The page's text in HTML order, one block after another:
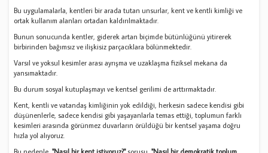
Bu uygulamalarla, kentleri bir arada tutan unsurlar, kent ve kentli kimliği ve
ortak kullanım alanları ortadan kaldırılmaktadır.
Bunun sonucunda kentler, giderek artan biçimde bütünlüğünü yitirerek
birbirinden bağımsız ve ilişkisiz parçacıklara bölünmektedir.
Varsıl ve yoksul kesimler arası ayrışma ve uzaklaşma fiziksel mekana da
yansımaktadır.
Bu durum sosyal kutuplaşmayı ve kentsel gerilimi de arttırmaktadır.
Kent, kentli ve vatandaş kimliğinin yok edildiği, herkesin sadece kendisi gibi
düşünenlerle, sadece kendisi gibi yaşayanlarla temas ettiği, toplumun farklı
kesimleri arasında görünmez duvarların örüldüğü bir kentsel yaşama doğru
hızla yol alıyoruz.